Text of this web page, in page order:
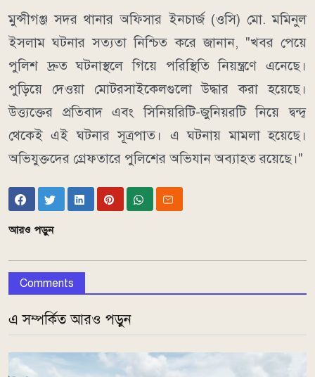
মুন্সীগঞ্জ সদর থানার অফিসার ইনচার্জ (ওসি) মো. মমিনুল
ইসলাম ঘটনার সত্যতা নিশ্চিত করে জানান, "খবর পেয়ে
পুলিশ দ্রুত ঘটনাস্থলে গিয়ে পরিস্থিতি নিয়ন্ত্রণে এনেছে।
পুড়িয়ে দেওয়া মোটরসাইকেলগুলো উদ্ধার করা হয়েছে।
উত্ত্যক্তের প্রতিবাদ এবং সিনিয়রিটি-জুনিয়রটি নিয়ে দ্বন্দ্ব
থেকেই এই ঘটনার সূত্রপাত। এ ঘটনায় মামলা হয়েছে।
অভিযুক্তদের গ্রেফতারে পুলিশের অভিযান অব্যাহত রয়েছে।"
আরও পড়ুন
Comments
এ সম্পর্কিত আরও পড়ুন